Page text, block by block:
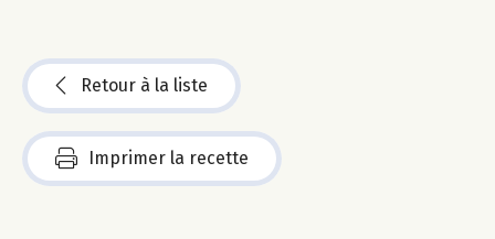
Retour à la liste
Imprimer la recette